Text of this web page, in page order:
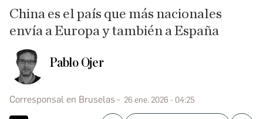
China es el país que más nacionales
envía a Europa y también a España
Pablo Ojer
Corresponsal en Bruselas 26 ene. 2026 - 04:25